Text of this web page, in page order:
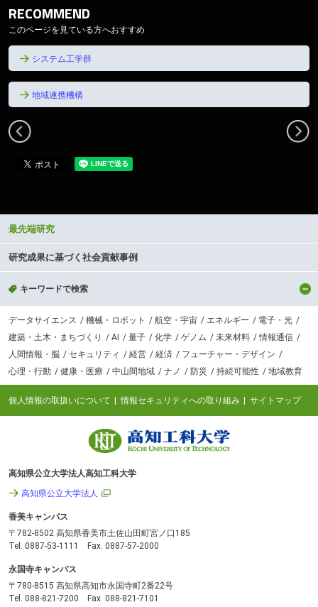
RECOMMEND
このページを見ている方へおすすめ
システム工学群
地域連携機構
最先端研究
研究成果に基づく社会貢献事例
キーワードで検索
データサイエンス 機械・ロボット 航空・宇宙 エネルギー
電子・光
建築・土木・まちづくり
AI 量子 化学 ゲノム 未来材料
情報通信
人間情報・脳
セキュリティ 経営 経済
フューチャー・デザイン
心理・行動
健康・医療 中山間地域 ナノ 防災 持続可能性 地域教育
個人情報の取扱いについて 情報セキュリティへの取り組み サイトマップ
高知県公立大学法人高知工科大学
高知県公立大学法人
香美キャンパス
〒782-8502 高知県香美市土佐山田町宮ノ口185
Tel. 0887-53-1111 Fax. 0887-57-2000
永国寺キャンパス
〒780-8515 高知県高知市永国寺町2番22号
Tel. 088-821-7200 Fax. 088-821-7101